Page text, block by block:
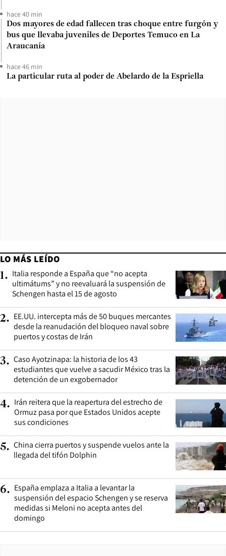
hace 40 min
Dos mayores de edad fallecen tras choque entre furgón y
bus que llevaba juveniles de Deportes Temuco en La
Araucanía
hace 46 min
La particular ruta al poder de Abelardo de la Espriella
LO MÁS LEÍDO
1. Italia responde a España que “no acepta
ultimátums” y no reevaluará la suspensión de
Schengen hasta el 15 de agosto
2. EE.UU. intercepta más de 50 buques mercantes
desde la reanudación del bloqueo naval sobre
puertos y costas de Irán
3. Caso Ayotzinapa: la historia de los 43
estudiantes que vuelve a sacudir México tras la
detención de un exgobernador
4. Irán reitera que la reapertura del estrecho de
Ormuz pasa por que Estados Unidos acepte
sus condiciones
5. China cierra puertos y suspende vuelos ante la
llegada del tifón Dolphin
6. España emplaza a Italia a levantar la
suspensión del espacio Schengen y se reserva
medidas si Meloni no acepta antes del
domingo